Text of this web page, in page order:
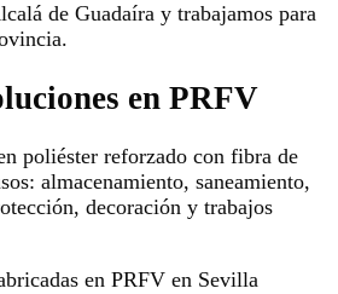
de Guadaíra y trabajamos para
en PRFV
poliéster reforzado con fibra de
almacenamiento, saneamiento,
decoración y trabajos
en PRFV en Sevilla